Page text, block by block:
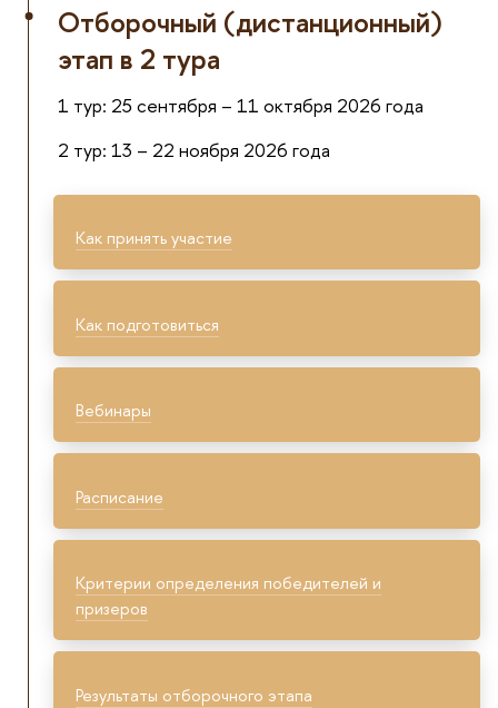
Отборочный (дистанционный)
этап в 2 тура
1 тур: 25 сентября – 11 октября 2026 года
2 тур: 13 – 22 ноября 2026 года
Как принять участие
Как подготовиться
Вебинары
Расписание
Критерии определения победителей и
призеров
Результаты отборочного этапа